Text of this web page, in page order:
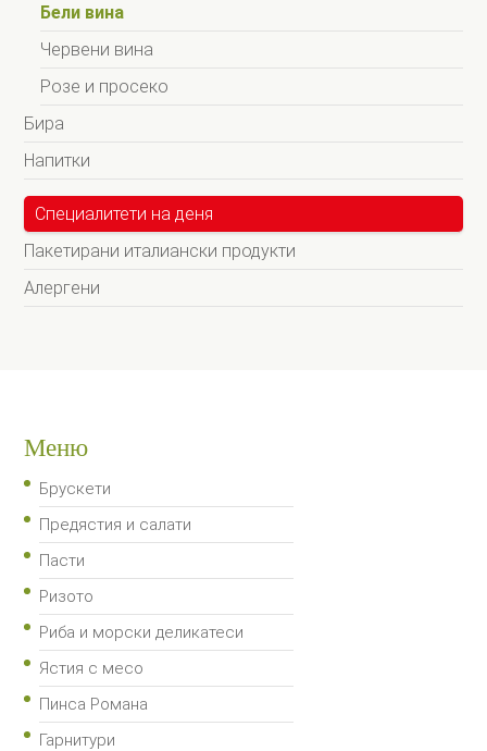
Бели вина
Червени вина
Розе и просеко
Бира
Напитки
Специалитети на деня
Пакетирани италиански продукти
Алергени
Меню
Брускети
Предястия и салати
Пасти
Ризото
Риба и морски деликатеси
Ястия с месо
Пинса Романа
Гарнитури